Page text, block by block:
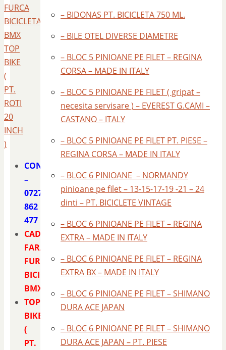
FURCA
BICICLETA
BMX
TOP
BIKE
(
PT.
ROTI
20
INCH
)
CONTACT
–
0727
862
477
CADRU
FARA
FURCA
BICICLETA
BMX
TOP
BIKE
(
PT.
– BIDONAS PT. BICICLETA 750 ML.
– BILE OTEL DIVERSE DIAMETRE
– BLOC 5 PINIOANE PE FILET – REGINA
CORSA – MADE IN ITALY
– BLOC 5 PINIOANE PE FILET ( gripat –
necesita servisare ) – EVEREST G.CAMI –
CASTANO – ITALY
– BLOC 5 PINIOANE PE FILET PT. PIESE –
REGINA CORSA – MADE IN ITALY
– BLOC 6 PINIOANE – NORMANDY
pinioane pe filet – 13-15-17-19 -21 – 24
dinti – PT. BICICLETE VINTAGE
– BLOC 6 PINIOANE PE FILET – REGINA
EXTRA – MADE IN ITALY
– BLOC 6 PINIOANE PE FILET – REGINA
EXTRA BX – MADE IN ITALY
– BLOC 6 PINIOANE PE FILET – SHIMANO
DURA ACE JAPAN
– BLOC 6 PINIOANE PE FILET – SHIMANO
DURA ACE JAPAN – PT. PIESE